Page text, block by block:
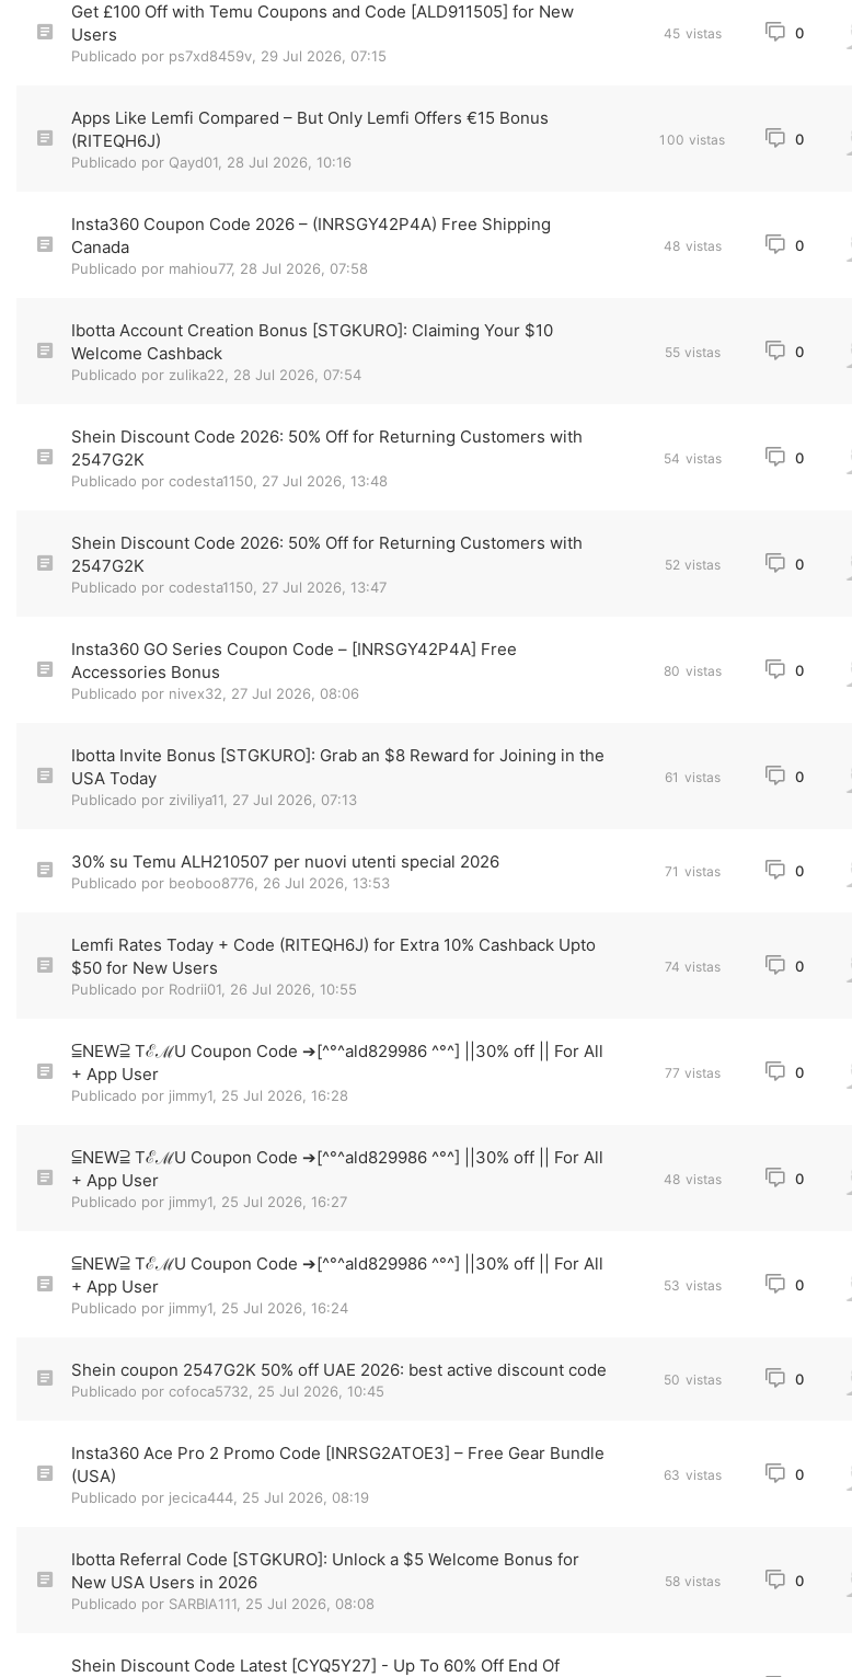
Get £100 Off with Temu Coupons and Code [ALD911505] for New
Users
Publicado por ps7xd8459v 29 Jul 2026, 07:15
45 vistas 0
Apps Like Lemfi Compared – But Only Lemfi Offers €15 Bonus
(RITEQH6J)
Publicado por Qayd01 28 Jul 2026, 10:16
100 vistas 0
Insta360 Coupon Code 2026 – (INRSGY42P4A) Free Shipping
Canada
Publicado por mahiou77, 28 Jul 2026, 07:58
48 vistas 0
Ibotta Account Creation Bonus [STGKURO]: Claiming Your $10
Welcome Cashback
Publicado por zulika22 28 Jul 2026, 07:54
55 vistas 0
Shein Discount Code 2026: 50% Off for Returning Customers with
2547G2K
Publicado por codesta1150 27 Jul 2026, 13:48
54 vistas 0
Shein Discount Code 2026: 50% Off for Returning Customers with
2547G2K
Publicado por codesta1150 27 Jul 2026, 13:47
52 vistas 0
Insta360 GO Series Coupon Code – [INRSGY42P4A] Free
Accessories Bonus
Publicado por nivex32 27 Jul 2026, 08:06
80 vistas 0
Ibotta Invite Bonus [STGKURO]: Grab an $8 Reward for Joining in the
USA Today
Publicado por ziviliya11 27 Jul 2026, 07:13
61 vistas 0
30% su Temu ALH210507 per nuovi utenti special 2026
Publicado por beoboo8776 26 Jul 2026, 13:53
71 vistas 0
Lemfi Rates Today + Code (RITEQH6J) for Extra 10% Cashback Upto
$50 for New Users
Publicado por Rodrii01 26 Jul 2026, 10:55
74 vistas 0
⫅NEW⫆ TℰℳU Coupon Code ➔[^°^ald829986 ^°^] ||30% off || For All
+ App User
Publicado por jimmy1 25 Jul 2026, 16:28
77 vistas 0
⫅NEW⫆ TℰℳU Coupon Code ➔[^°^ald829986 ^°^] ||30% off || For All
+ App User
Publicado por jimmy1 25 Jul 2026, 16:27
48 vistas 0
⫅NEW⫆ TℰℳU Coupon Code ➔[^°^ald829986 ^°^] ||30% off || For All
+ App User
Publicado por jimmy1 25 Jul 2026, 16:24
53 vistas 0
Shein coupon 2547G2K 50% off UAE 2026: best active discount code
Publicado por cofoca5732 25 Jul 2026, 10:45
50 vistas 0
Insta360 Ace Pro 2 Promo Code [INRSG2ATOE3] – Free Gear Bundle
(USA)
Publicado por jecica444 25 Jul 2026, 08:19
63 vistas 0
Ibotta Referral Code [STGKURO]: Unlock a $5 Welcome Bonus for
New USA Users in 2026
Publicado por SARBIA111 25 Jul 2026, 08:08
58 vistas 0
Shein Discount Code Latest [CYQ5Y27] - Up To 60% Off End Of